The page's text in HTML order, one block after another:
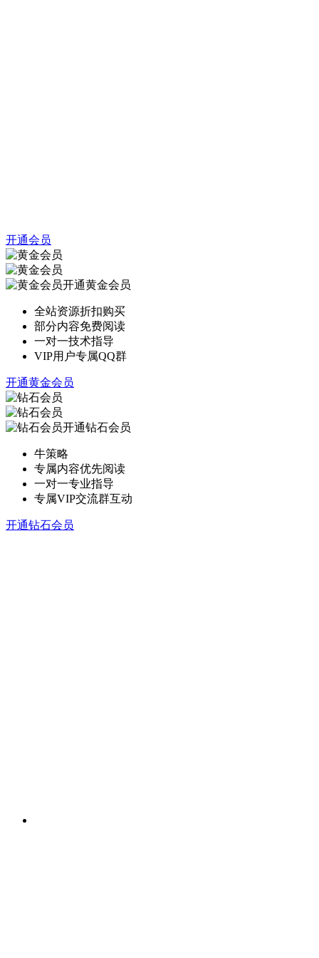
开通会员
开通黄金会员
全站资源折扣购买
部分内容免费阅读
一对一技术指导
VIP用户专属QQ群
开通黄金会员
开通钻石会员
牛策略
专属内容优先阅读
一对一专业指导
专属VIP交流群互动
开通钻石会员